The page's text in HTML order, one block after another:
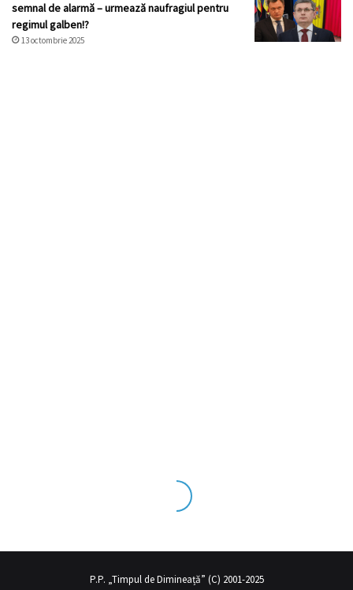
semnal de alarmă – urmează naufragiul pentru
regimul galben!?
13 octombrie 2025
tecrübesinin ve üstsex izleseviye olduğu dışarıdan
P.P. „Timpul de Dimineață” (C) 2001-2025